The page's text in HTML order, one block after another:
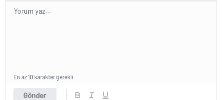
Gönder
En az 10 karakter gerekli